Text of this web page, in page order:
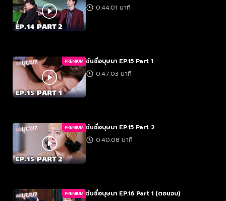
0:44:01 นาที
PREMIUM ฉันชื่อบุษบา EP.15 Part 1
0:47:03 นาที
PREMIUM ฉันชื่อบุษบา EP.15 Part 2
0:40:08 นาที
PREMIUM ฉันชื่อบุษบา EP.16 Part 1 (ตอนจบ)